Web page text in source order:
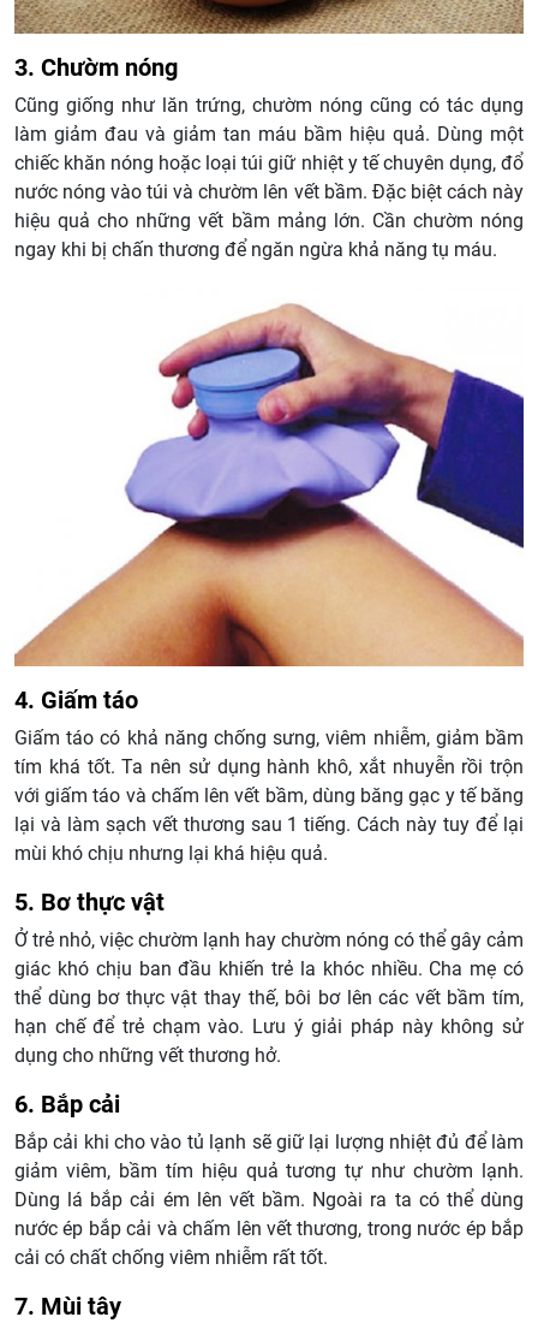
3. Chườm nóng
Cũng giống như lăn trứng, chườm nóng cũng có tác dụng
làm giảm đau và giảm tan máu bầm hiệu quả. Dùng một
chiếc khăn nóng hoặc loại túi giữ nhiệt y tế chuyên dụng, đổ
nước nóng vào túi và chườm lên vết bầm. Đặc biệt cách này
hiệu quả cho những vết bầm mảng lớn. Cần chườm nóng
ngay khi bị chấn thương để ngăn ngừa khả năng tụ máu.
4. Giấm táo
Giấm táo có khả năng chống sưng, viêm nhiễm, giảm bầm
tím khá tốt. Ta nên sử dụng hành khô, xắt nhuyễn rồi trộn
với giấm táo và chấm lên vết bầm, dùng băng gạc y tế băng
lại và làm sạch vết thương sau 1 tiếng. Cách này tuy để lại
mùi khó chịu nhưng lại khá hiệu quả.
5. Bơ thực vật
Ở trẻ nhỏ, việc chườm lạnh hay chườm nóng có thể gây cảm
giác khó chịu ban đầu khiến trẻ la khóc nhiều. Cha mẹ có
thể dùng bơ thực vật thay thế, bôi bơ lên các vết bầm tím,
hạn chế để trẻ chạm vào. Lưu ý giải pháp này không sử
dụng cho những vết thương hở.
6. Bắp cải
Bắp cải khi cho vào tủ lạnh sẽ giữ lại lượng nhiệt đủ để làm
giảm viêm, bầm tím hiệu quả tương tự như chườm lạnh.
Dùng lá bắp cải ém lên vết bầm. Ngoài ra ta có thể dùng
nước ép bắp cải và chấm lên vết thương, trong nước ép bắp
cải có chất chống viêm nhiễm rất tốt.
7. Mùi tây